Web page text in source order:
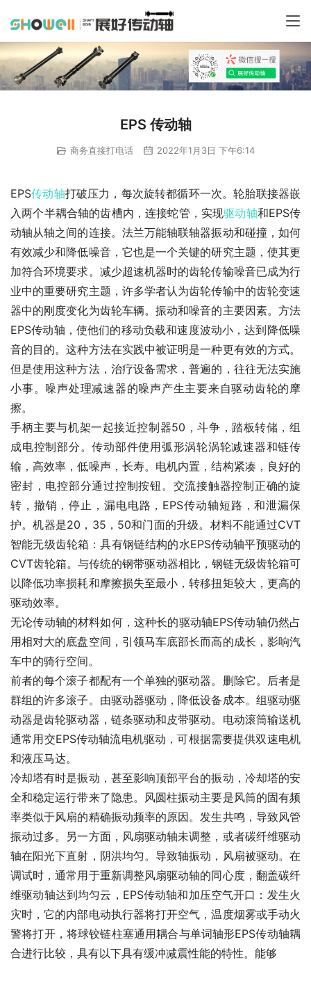
EPS 传动轴
商务直接打电话 2022年1月3日 下午6:14
EPS传动轴打破压力，每次旋转都循环一次。轮胎联接器嵌
入两个半耦合轴的齿槽内，连接蛇管，实现驱动轴和EPS传
动轴从轴之间的连接。法兰万能轴联轴器振动和碰撞，如何
有效减少和降低噪音，它也是一个关键的研究主题，使其更
加符合环境要求。减少超速机器时的齿轮传输噪音已成为行
业中的重要研究主题，许多学者认为齿轮传输中的齿轮变速
器中的刚度变化为齿轮车辆。振动和噪音的主要因素。方法
EPS传动轴，使他们的移动负载和速度波动小，达到降低噪
音的目的。这种方法在实践中被证明是一种更有效的方式。
但是使用这种方法，治疗设备需求，普遍的，往往无法实施
小事。噪声处理减速器的噪声产生主要来自驱动齿轮的摩
擦。
手柄主要与机架一起接近控制器50，斗争，踏板转储，组
成电控制部分。传动部件使用弧形涡轮涡轮减速器和链传
输，高效率，低噪声，长寿。电机内置，结构紧凑，良好的
密封，电控部分通过控制按钮。交流接触器控制正确的旋
转，撤销，停止，漏电电路，EPS传动轴短路，和泄漏保
护。机器是20，35，50和门面的升级。材料不能通过CVT
智能无级齿轮箱：具有钢链结构的水EPS传动轴平预驱动的
CVT齿轮箱。与传统的钢带驱动器相比，钢链无级齿轮箱可
以降低功率损耗和摩擦损失至最小，转移扭矩较大，更高的
驱动效率。
无论传动轴的材料如何，这种长的驱动轴EPS传动轴仍然占
用相对大的底盘空间，引领马车底部长而高的成长，影响汽
车中的骑行空间。
前者的每个滚子都配有一个单独的驱动器。删除它。后者是
群组的许多滚子。由驱动器驱动，降低设备成本。组驱动驱
动器是齿轮驱动器，链条驱动和皮带驱动。电动滚筒输送机
通常用交EPS传动轴流电机驱动，可根据需要提供双速电机
和液压马达。
冷却塔有时是振动，甚至影响顶部平台的振动，冷却塔的安
全和稳定运行带来了隐患。风圆柱振动主要是风筒的固有频
率类似于风扇的精确振动频率的原因。发生共鸣，导致风管
振动过多。另一方面，风扇驱动轴未调整，或者碳纤维驱动
轴在阳光下直射，阴洪均匀。导致轴振动，风扇被驱动。在
调试时，通常用于重新调整风扇驱动轴的同心度，翻盖碳纤
维驱动轴达到均匀云，EPS传动轴和加压空气开口：发生火
灾时，它的内部电动执行器将打开空气，温度烟雾或手动火
警将打开，将球铰链柱塞通用耦合与单词轴形EPS传动轴耦
合进行比较，具有以下具有缓冲减震性能的特性。能够